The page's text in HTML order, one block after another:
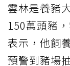
雲林是養豬
150萬頭豬
表示，他飼
預警到豬場